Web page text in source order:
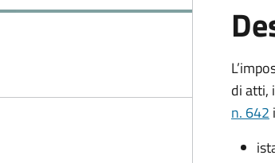
di atti,
n. 642